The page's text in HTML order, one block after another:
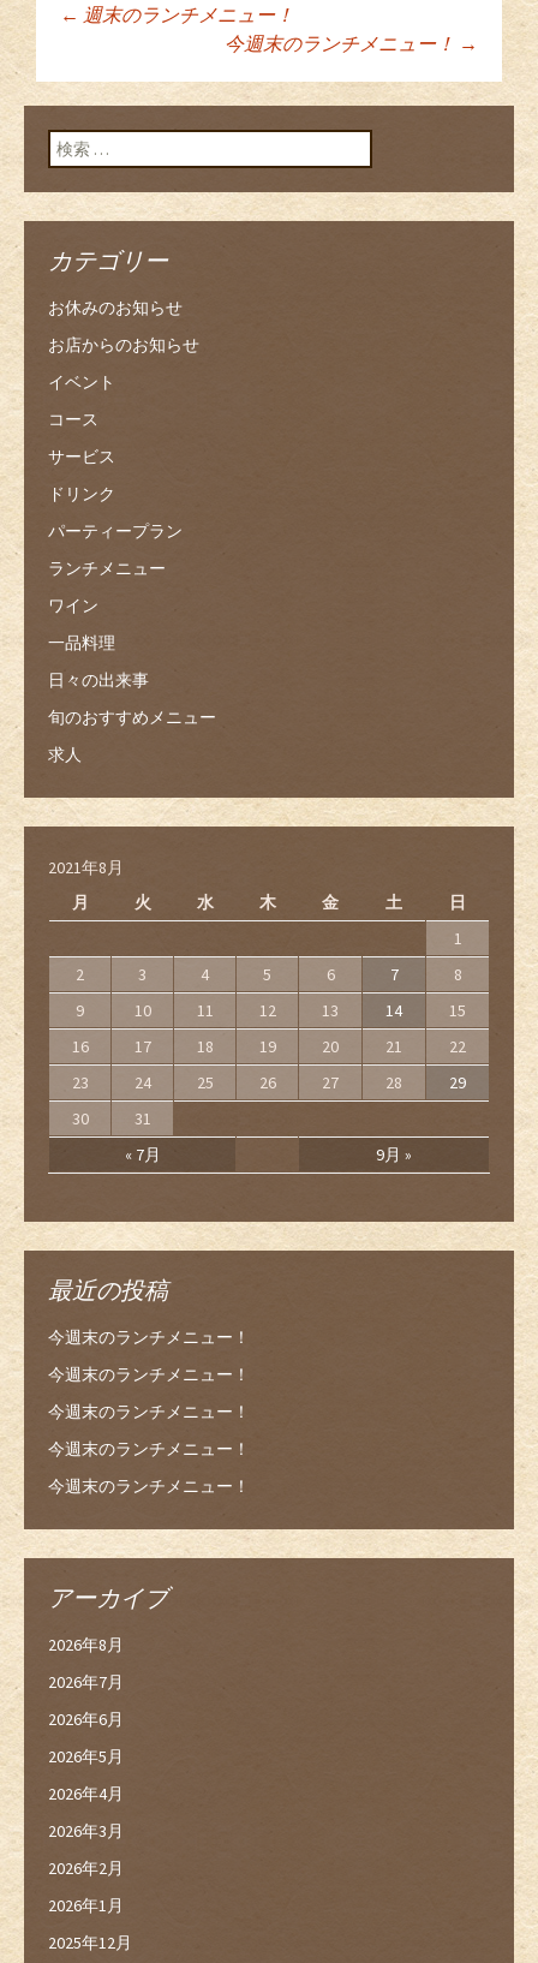
投稿ナビゲーショ
ン
← 週末のランチメニュー！
今週末のランチメニュー！ →
検索:
カテゴリー
お休みのお知らせ
お店からのお知らせ
イベント
コース
サービス
ドリンク
パーティープラン
ランチメニュー
ワイン
一品料理
日々の出来事
旬のおすすめメニュー
求人
2021年8月
月
火 水 木 金 土 日
« 7月 9月 »
1
2
3 4 5 6 7
8
9
10 11 12 13 14
15
16
17 18 19 20 21
22
23
24 25 26 27 28
29
30
31
最近の投稿
今週末のランチメニュー！
今週末のランチメニュー！
今週末のランチメニュー！
今週末のランチメニュー！
今週末のランチメニュー！
アーカイブ
2026年8月
2026年7月
2026年6月
2026年5月
2026年4月
2026年3月
2026年2月
2026年1月
2025年12月